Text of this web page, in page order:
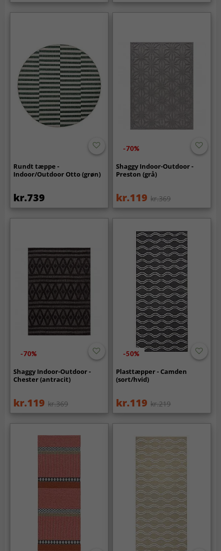
Rundt tæppe -
Indoor/Outdoor Otto (grøn)
kr.739
-70%
Shaggy Indoor-Outdoor -
Preston (grå)
kr.119 kr.369
-70%
Shaggy Indoor-Outdoor -
Chester (antracit)
kr.119 kr.369
-50%
Plasttæpper - Camden
(sort/hvid)
kr.119 kr.219